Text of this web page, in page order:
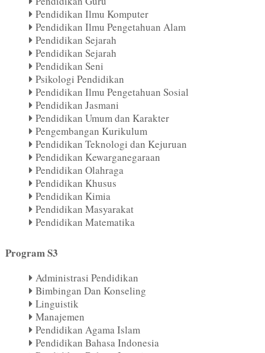
Pendidikan Ilmu Komputer
Pendidikan Ilmu Pengetahuan Alam
Pendidikan Sejarah
Pendidikan Sejarah
Pendidikan Seni
Psikologi Pendidikan
Pendidikan Ilmu Pengetahuan Sosial
Pendidikan Jasmani
Pendidikan Umum dan Karakter
Pengembangan Kurikulum
Pendidikan Teknologi dan Kejuruan
Pendidikan Kewarganegaraan
Pendidikan Olahraga
Pendidikan Khusus
Pendidikan Kimia
Pendidikan Masyarakat
Pendidikan Matematika
Program S3
Administrasi Pendidikan
Bimbingan Dan Konseling
Linguistik
Manajemen
Pendidikan Agama Islam
Pendidikan Bahasa Indonesia